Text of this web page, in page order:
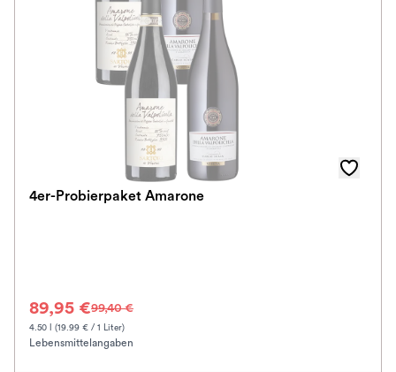
Im Rewe Handel erhältlich
4er-Probierpaket Amarone
89,95 €99,40 €
4.50 l (19.99 € / 1 Liter)
Lebensmittelangaben